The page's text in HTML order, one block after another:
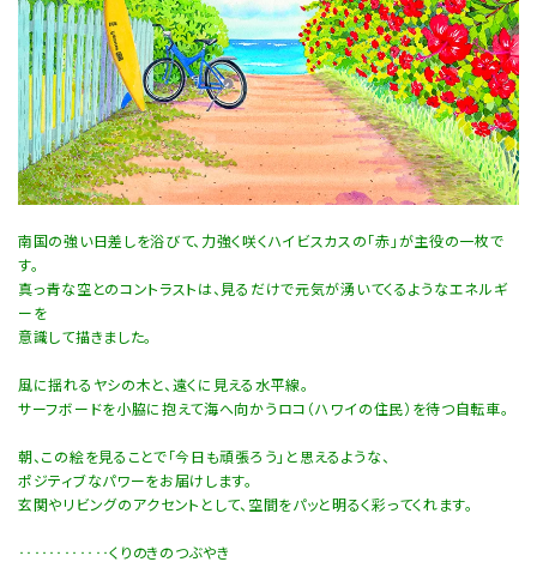
南国の強い日差しを浴びて、力強く咲くハイビスカスの「赤」が主役の一枚で
す。
真っ青な空とのコントラストは、見るだけで元気が湧いてくるようなエネルギ
ーを
意識して描きました。
風に揺れるヤシの木と、遠くに見える水平線。
サーフボードを小脇に抱えて海へ向かうロコ（ハワイの住民）を待つ自転車。
朝、この絵を見ることで「今日も頑張ろう」と思えるような、
ポジティブなパワーをお届けします。
玄関やリビングのアクセントとして、空間をパッと明るく彩ってくれます。
‥‥‥‥‥‥くりのきのつぶやき